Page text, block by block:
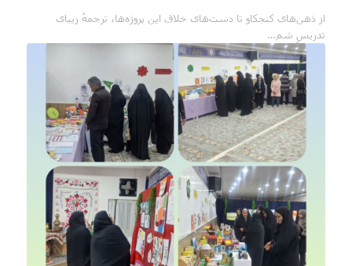
از ذهن‌های کنجکاو تا دست‌های خلاق این پروژه‌ها، ترجمهٔ زیبای
تدریسِ شم…